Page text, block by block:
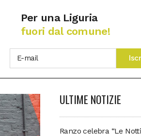
Per una Liguria
fuori dal comune!
ULTIME NOTIZIE
Ranzo celebra “Le Notti